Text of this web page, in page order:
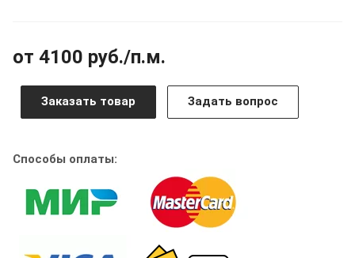
от 4100 руб./п.м.
Заказать товар Задать вопрос
Способы оплаты: